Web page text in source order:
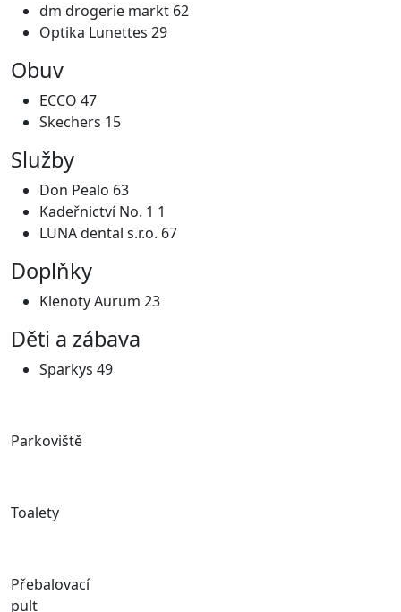
dm drogerie markt 62
Optika Lunettes 29
Obuv
ECCO 47
Skechers 15
Služby
Don Pealo 63
Kadeřnictví No. 1 1
LUNA dental s.r.o. 67
Doplňky
Klenoty Aurum 23
Děti a zábava
Sparkys 49
Parkoviště
Toalety
Přebalovací
pult